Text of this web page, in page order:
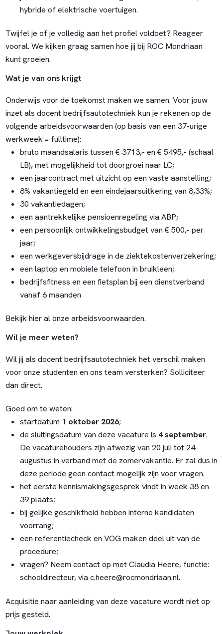
hybride of elektrische voertuigen.
Twijfel je of je volledig aan het profiel voldoet? Reageer
vooral. We kijken graag samen hoe jij bij ROC Mondriaan
kunt groeien.
Wat je van ons krijgt
Onderwijs voor de toekomst maken we samen. Voor jouw
inzet als docent bedrijfsautotechniek kun je rekenen op de
volgende arbeidsvoorwaarden (op basis van een 37-urige
werkweek = fulltime):
bruto maandsalaris tussen € 3713,- en € 5495,- (schaal
LB), met mogelijkheid tot doorgroei naar LC;
een jaarcontract met uitzicht op een vaste aanstelling;
8% vakantiegeld en een eindejaarsuitkering van 8,33%;
30 vakantiedagen;
een aantrekkelijke pensioenregeling via ABP;
een persoonlijk ontwikkelingsbudget van € 500,- per
jaar;
een werkgeversbijdrage in de ziektekostenverzekering;
een laptop en mobiele telefoon in bruikleen;
bedrijfsfitness en een fietsplan bij een dienstverband
vanaf 6 maanden
Bekijk hieral onze arbeidsvoorwaarden.
Wil je meer weten?
Wil jij als docent bedrijfsautotechniek het verschil maken
voor onze studenten en ons team versterken? Solliciteer
dan direct.
Goed om te weten:
startdatum 1 oktober 2026;
de sluitingsdatum van deze vacature is 4 september.
De vacaturehouders zijn afwezig van 20 juli tot 24
augustus in verband met de zomervakantie. Er zal dus in
deze periode geen contact mogelijk zijn voor vragen.
het eerste kennismakingsgesprek vindt in week 38 en
39 plaats;
bij gelijke geschiktheid hebben interne kandidaten
voorrang;
een referentiecheck en VOG maken deel uit van de
procedure;
vragen? Neem contact op met Claudia Heere, functie:
schooldirecteur, via c.heere@rocmondriaan.nl.
Acquisitie naar aanleiding van deze vacature wordt niet op
prijs gesteld.